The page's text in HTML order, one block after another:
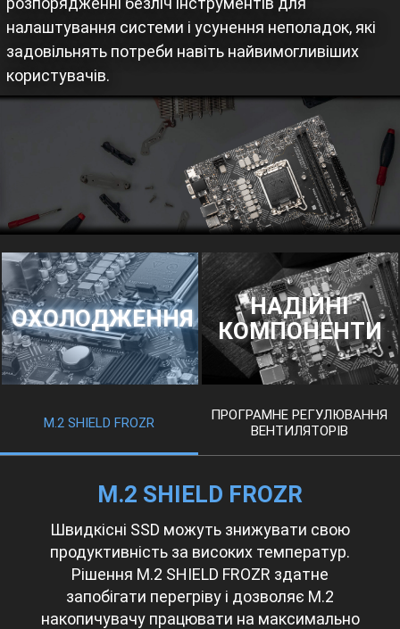
налаштування системи і усунення неполадок, які
задовільнять потреби навіть найвимогливіших
користувачів.
ОХОЛОДЖЕННЯ
НАДІЙНІ
КОМПОНЕНТИ
M.2 SHIELD FROZR
ПРОГРАМНЕ РЕГУЛЮВАННЯ
ВЕНТИЛЯТОРІВ
M.2 SHIELD FROZR
Швидкісні SSD можуть знижувати свою
продуктивність за високих температур.
Рішення M.2 SHIELD FROZR здатне
запобігати перегріву і дозволяє M.2
накопичувачу працювати на максимально